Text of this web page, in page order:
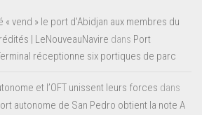
« vend » le port d'Abidjan aux membres du
| LeNouveauNavire dans Port
réceptionne six portiques de parc
et l’OFT unissent leurs forces dans
autonome de San Pedro obtient la note A